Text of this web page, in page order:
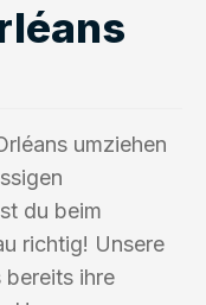
umziehen
du beim
richtig! Unsere
bereits ihre